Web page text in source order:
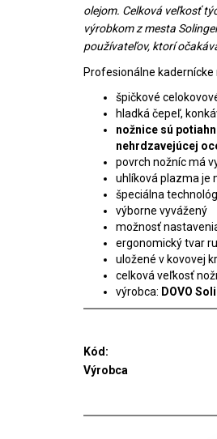
olejom. Celková veľkosť
výrobkom z mesta
používateľov, ktorí
Profesionálne kadernícke
špičkové
hladká čepeľ,
nožnice sú
nehrdzavejúcej
povrch nožníc má
uhlíková plazma je
špeciálna
výborne vyvážený
možnosť
ergonomický tvar
uložené v kovovej
celková veľkosť
výrobca: DOVO
Kód:
Výrobca